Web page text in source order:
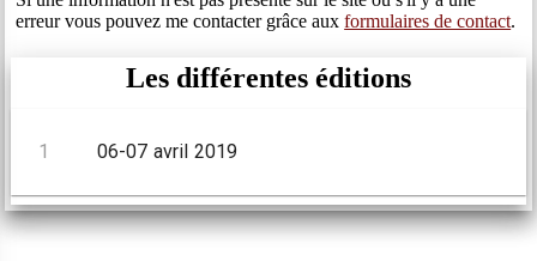
erreur vous pouvez me contacter grâce auxformulaires de contact.
Les différentes éditions
1 06-07 avril 2019